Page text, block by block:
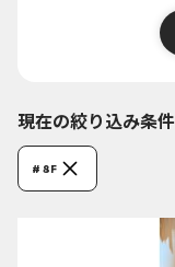
現在の絞り込み条件
# 8F